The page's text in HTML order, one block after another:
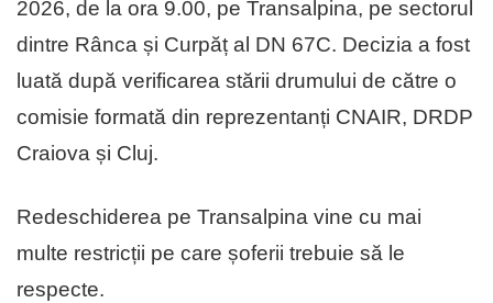
2026, de la ora 9.00, pe Transalpina, pe sectorul
dintre Rânca și Curpăț al DN 67C. Decizia a fost
luată după verificarea stării drumului de către o
comisie formată din reprezentanți CNAIR, DRDP
Craiova și Cluj.
Redeschiderea pe Transalpina vine cu mai
multe restricții pe care șoferii trebuie să le
respecte.